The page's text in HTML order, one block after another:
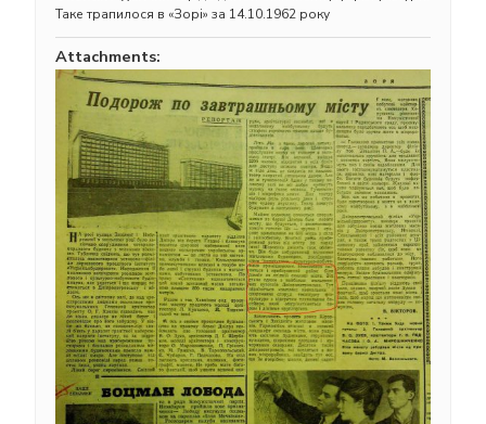
Таке трапилося в «Зорі» за 14.10.1962 року
Attachments: